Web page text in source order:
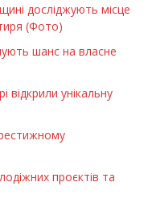
досліджують місце
(Фото)
шанс на власне
відкрили унікальну
проєктів та